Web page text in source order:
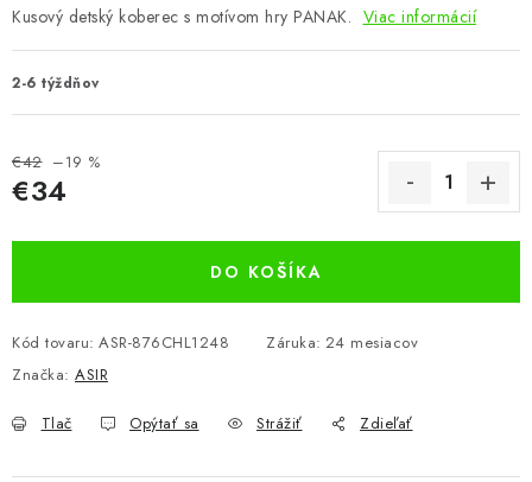
Reklamácie a odstúpenie od zmluvy
Kusový detský koberec s motívom hry PANAK. Viac informácií
2-6 týždňov
€42 –19 %
€34
DO KOŠÍKA
Kód tovaru: ASR-876CHL1248 Záruka: 24 mesiacov
Značka: ASIR
Tlač Opýtať sa Strážiť Zdieľať